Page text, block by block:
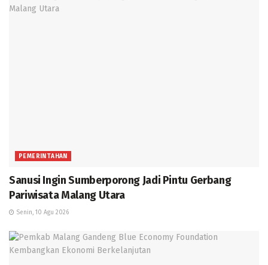
PEMERINTAHAN
Sanusi Ingin Sumberporong Jadi Pintu Gerbang
Pariwisata Malang Utara
Senin, 10 Agu 2026